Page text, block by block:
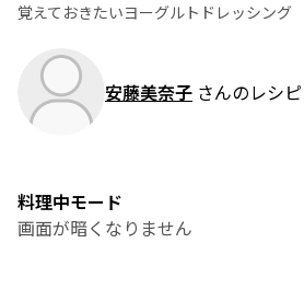
覚えておきたいヨーグルトドレッシング
安藤美奈子 さんのレシピ
料理中モード
画面が暗くなりません